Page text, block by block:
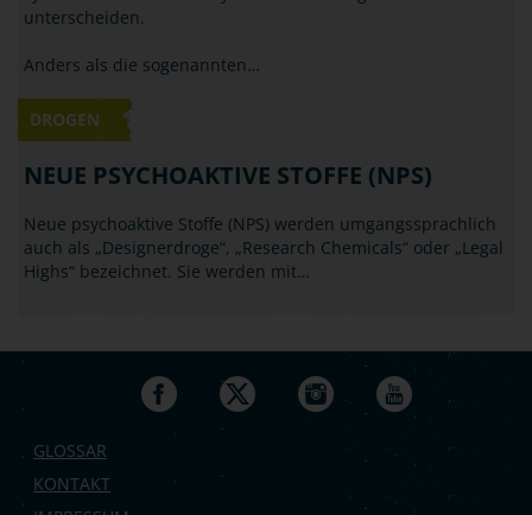
unterscheiden.
Anders als die sogenannten…
DROGEN
NEUE PSYCHOAKTIVE STOFFE (NPS)
Neue psychoaktive Stoffe (NPS) werden umgangssprachlich
auch als „Designerdroge“, „Research Chemicals“ oder „Legal
Highs“ bezeichnet. Sie werden mit…
GLOSSAR
KONTAKT